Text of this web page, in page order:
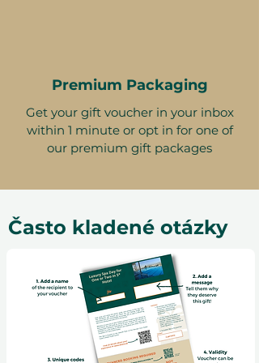
Premium Packaging
Get your gift voucher in your inbox
within 1 minute or opt in for one of
our premium gift packages
Často kladené otázky